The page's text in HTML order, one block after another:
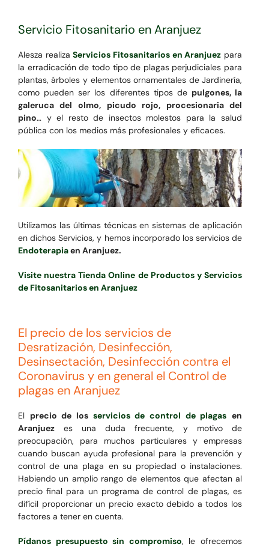
Servicio Fitosanitario en Aranjuez
Alesza realizaServicios Fitosanitarios en Aranjuez para
la erradicación de todo tipo de plagas perjudiciales para
plantas, árboles y elementos ornamentales de Jardinería,
como pueden ser los diferentes tipos de pulgones, la
galeruca del olmo, picudo rojo, procesionaria del
pino… y el resto de insectos molestos para la salud
pública con los medios más profesionales y eficaces.
Utilizamos las últimas técnicas en sistemas de aplicación
en dichos Servicios, y hemos incorporado los servicios de
Endoterapiaen Aranjuez.
Visite nuestra Tienda Online de Productos y Servicios
de Fitosanitarios en Aranjuez
El precio de los servicios de
Desratización, Desinfección,
Desinsectación, Desinfección contra el
Coronavirus y en general el Control de
plagas en Aranjuez
El precio de los servicios de control de plagas en
Aranjuezes una duda frecuente, y motivo de
preocupación, para muchos particulares y empresas
cuando buscan ayuda profesional para la prevención y
control de una plaga en su propiedad o instalaciones.
Habiendo un amplio rango de elementos que afectan al
precio final para un programa de control de plagas, es
difícil proporcionar un precio exacto debido a todos los
factores a tener en cuenta.
Pídanos presupuesto sin compromiso, le ofrecemos